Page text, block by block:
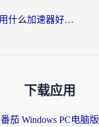
非洲玩装甲战争用什么加速器好？海外党亲测有效的国服游戏加速方案
下载应用
番茄 Windows PC电脑版